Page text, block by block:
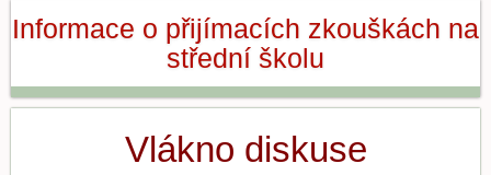
Informace o přijímacích zkouškách na
střední školu
Vlákno diskuse